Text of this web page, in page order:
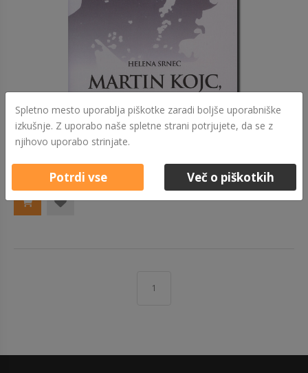
Izvedi več
1
Spletno mesto uporablja piškotke zaradi boljše uporabniške
izkušnje. Z uporabo naše spletne strani potrjujete, da se z
njihovo uporabo strinjate.
Potrdi vse Več o piškotkih